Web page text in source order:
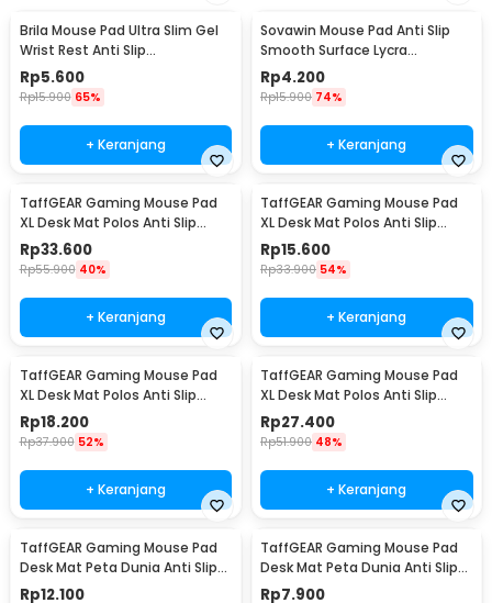
Brila Mouse Pad Ultra Slim Gel
Wrist Rest Anti Slip
200x235x10mm - B639
Rp5.600
Rp15.900 65%
+ Keranjang
Sovawin Mouse Pad Anti Slip
Smooth Surface Lycra
220x180x2mm - MP004
Rp4.200
Rp15.900 74%
+ Keranjang
TaffGEAR Gaming Mouse Pad
XL Desk Mat Polos Anti Slip
Waterproof 500x800x3mm -
MP001
Rp33.600
Rp55.900 40%
+ Keranjang
TaffGEAR Gaming Mouse Pad
XL Desk Mat Polos Anti Slip
Waterproof 300x600x3mm -
MP001
Rp15.600
Rp33.900 54%
+ Keranjang
TaffGEAR Gaming Mouse Pad
XL Desk Mat Polos Anti Slip
Waterproof 300x800x3mm -
MP001
Rp18.200
Rp37.900 52%
+ Keranjang
TaffGEAR Gaming Mouse Pad
XL Desk Mat Polos Anti Slip
Waterproof 400x900x3mm -
MP001
Rp27.400
Rp51.900 48%
+ Keranjang
TaffGEAR Gaming Mouse Pad
Desk Mat Peta Dunia Anti Slip
Waterproof 300x600x2mm -
Rp12.100
TaffGEAR Gaming Mouse Pad
Desk Mat Peta Dunia Anti Slip
Waterproof 300x250x3mm -
Rp7.900